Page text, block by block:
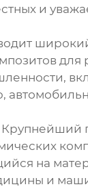
и
для
Крупнейший
на
и